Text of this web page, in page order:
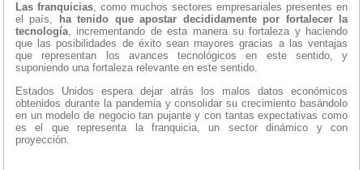
Las franquicias, como muchos sectores empresariales presentes en
el país, ha tenido que apostar decididamente por fortalecer la
tecnología, incrementando de esta manera su fortaleza y haciendo
que las posibilidades de éxito sean mayores gracias a las ventajas
que representan los avances tecnológicos en este sentido, y
suponiendo una fortaleza relevante en este sentido.
Estados Unidos espera dejar atrás los malos datos económicos
obtenidos durante la pandemia y consolidar su crecimiento basándolo
en un modelo de negocio tan pujante y con tantas expectativas como
es el que representa la franquicia, un sector dinámico y con
proyección.